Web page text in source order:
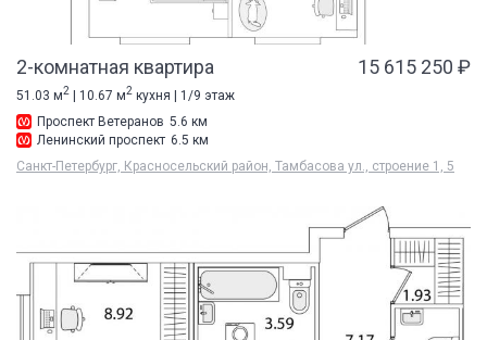
2-комнатная квартира 15 615 250 ₽
51.03 м2 | 10.67 м2 кухня | 1/9 этаж
Проспект Ветеранов 5.6 км
Ленинский проспект 6.5 км
Санкт-Петербург, Красносельский район, Тамбасова ул., строение 1, 5